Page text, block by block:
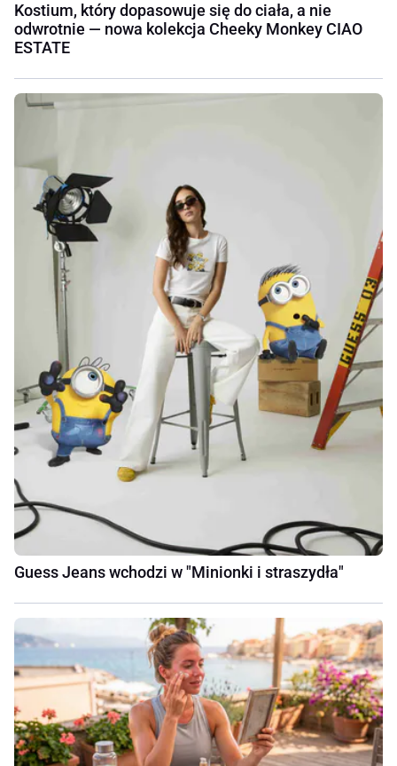
Kostium, który dopasowuje się do ciała, a nie
odwrotnie — nowa kolekcja Cheeky Monkey CIAO
ESTATE
Guess Jeans wchodzi w "Minionki i straszydła"